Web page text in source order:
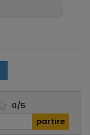
0/5